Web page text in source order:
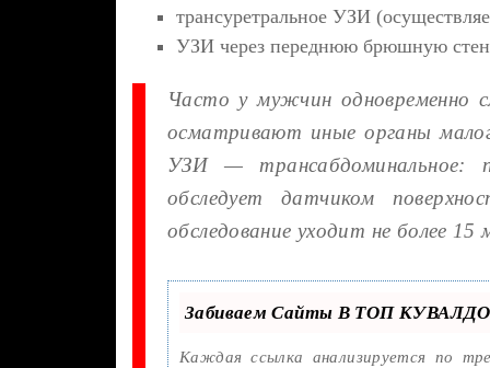
трансуретральное УЗИ
УЗИ через переднюю брюшную
Часто у мужчин одновременно
осматривают иные органы
УЗИ — трансабдоминальное:
обследует датчиком
обследование уходит не более 15
Забиваем Сайты В ТОП
Каждая ссылка анализируется по